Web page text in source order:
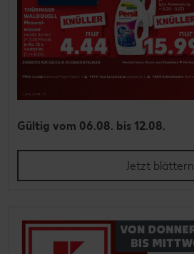
Gültig vom 06.08. bis 12.08.
Jetzt blättern